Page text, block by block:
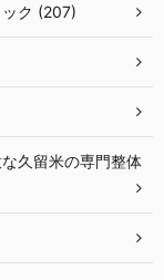
ク (207)
久留米の専門整体